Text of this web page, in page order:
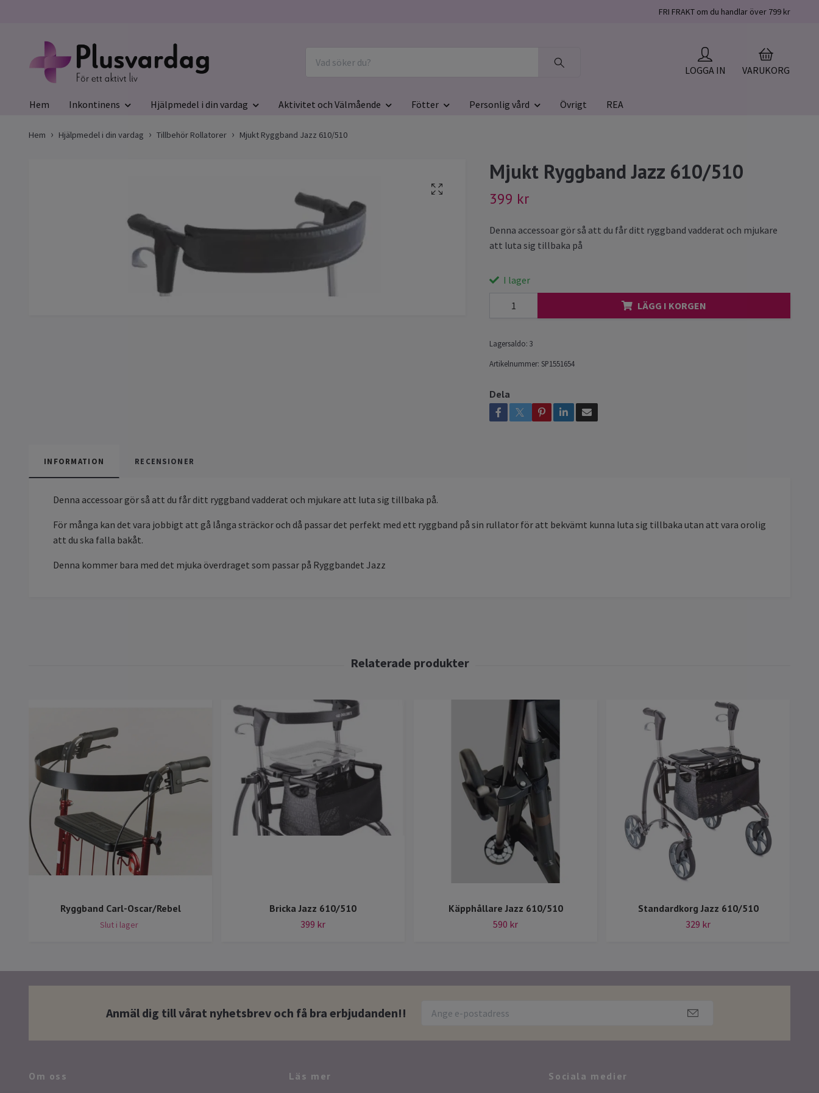
FRI FRAKT om du handlar över 799 kr
LOGGA IN VARUKORG
Hem Inkontinens Hjälpmedel i din vardag Aktivitet och Välmående Fötter Personlig vård Övrigt REA
Hem Hjälpmedel i din vardag Tillbehör Rollatorer Mjukt Ryggband Jazz 610/510
Mjukt Ryggband Jazz 610/510
399 kr
Denna accessoar gör så att du får ditt ryggband vadderat och mjukare
att luta sig tillbaka på
I lager
LÄGG I KORGEN
Lagersaldo: 3
Artikelnummer: SP1551654
Dela
INFORMATION RECENSIONER
Denna accessoar gör så att du får ditt ryggband vadderat och mjukare att luta sig tillbaka på.
För många kan det vara jobbigt att gå långa sträckor och då passar det perfekt med ett ryggband på sin rullator för att bekvämt kunna luta sig tillbaka utan att vara orolig
att du ska falla bakåt.
Denna kommer bara med det mjuka överdraget som passar på Ryggbandet Jazz
Ryggband Carl-Oscar/Rebel
Slut i lager
Bricka Jazz 610/510
399 kr
Käpphållare Jazz 610/510
590 kr
Standardkorg Jazz 610/510
329 kr
Anmäl dig till vårat nyhetsbrev och få bra erbjudanden!!
Om oss Läs mer Sociala medier